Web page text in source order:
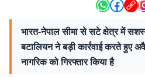
भारत-नेपाल सीमा से सटे क्षेत्र में
बटालियन ने बड़ी कार्रवाई करते हुए
नागरिक को गिरफ्तार किया है